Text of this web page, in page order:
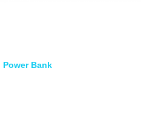
Power Bank